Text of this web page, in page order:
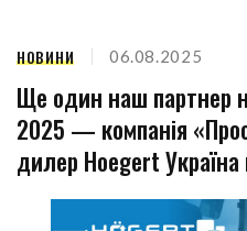
НОВИНИ 06.08.2025
Ще один наш партнер
2025 — компанія
дилер Hoegert Україна